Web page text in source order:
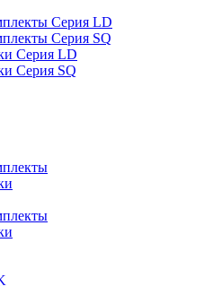
Серия LD
Серия SQ
Серия LD
Серия SQ